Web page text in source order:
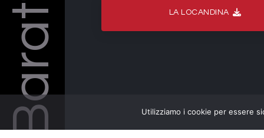
LA LOCANDINA
Utilizziamo i cookie per essere